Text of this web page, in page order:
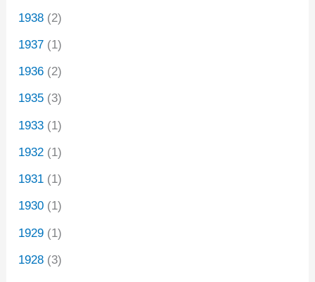
1938 (2)
1937 (1)
1936 (2)
1935 (3)
1933 (1)
1932 (1)
1931 (1)
1930 (1)
1929 (1)
1928 (3)